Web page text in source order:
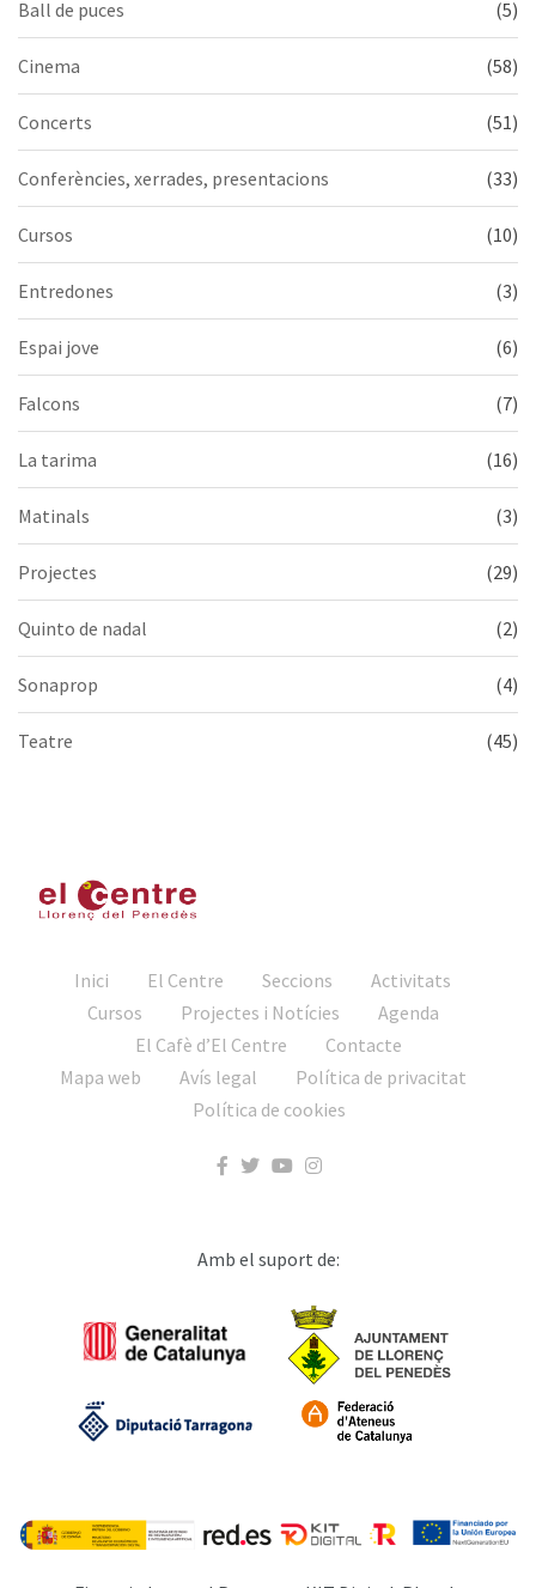
Ball de puces (5)
Cinema (58)
Concerts (51)
Conferències, xerrades, presentacions (33)
Cursos (10)
Entredones (3)
Espai jove (6)
Falcons (7)
La tarima (16)
Matinals (3)
Projectes (29)
Quinto de nadal (2)
Sonaprop (4)
Teatre (45)
Inici El Centre Seccions
Activitats
Cursos
Projectes i Notícies
Agenda
El Cafè d’El Centre
Contacte
Mapa web
Avís legal
Política de privacitat
Política de cookies
Amb el suport de: